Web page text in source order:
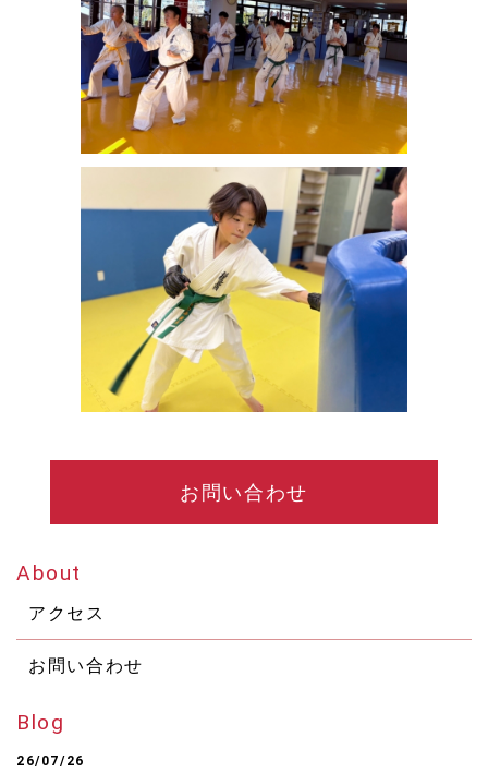
お問い合わせ
About
アクセス
お問い合わせ
Blog
26/07/26